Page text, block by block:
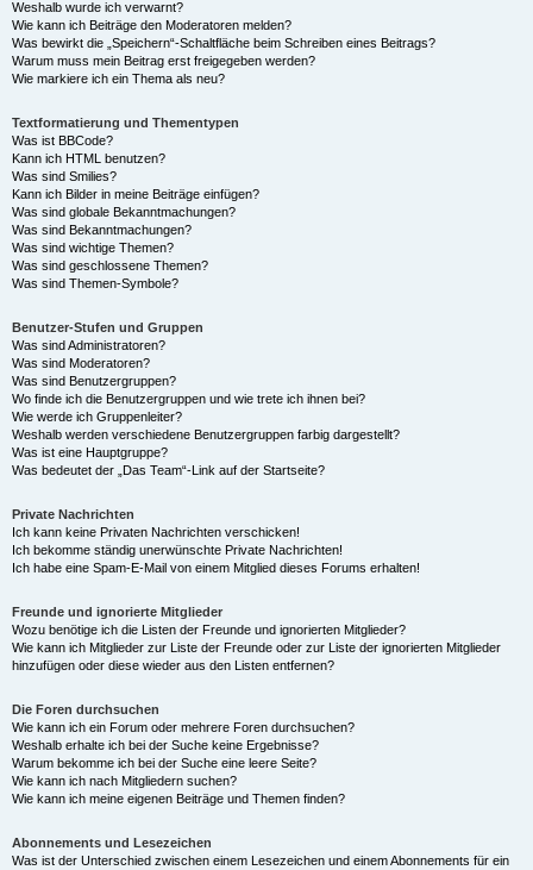
Weshalb wurde ich verwarnt?
Wie kann ich Beiträge den Moderatoren melden?
Was bewirkt die „Speichern“-Schaltfläche beim Schreiben eines Beitrags?
Warum muss mein Beitrag erst freigegeben werden?
Wie markiere ich ein Thema als neu?
Textformatierung und Thementypen
Was ist BBCode?
Kann ich HTML benutzen?
Was sind Smilies?
Kann ich Bilder in meine Beiträge einfügen?
Was sind globale Bekanntmachungen?
Was sind Bekanntmachungen?
Was sind wichtige Themen?
Was sind geschlossene Themen?
Was sind Themen-Symbole?
Benutzer-Stufen und Gruppen
Was sind Administratoren?
Was sind Moderatoren?
Was sind Benutzergruppen?
Wo finde ich die Benutzergruppen und wie trete ich ihnen bei?
Wie werde ich Gruppenleiter?
Weshalb werden verschiedene Benutzergruppen farbig dargestellt?
Was ist eine Hauptgruppe?
Was bedeutet der „Das Team“-Link auf der Startseite?
Private Nachrichten
Ich kann keine Privaten Nachrichten verschicken!
Ich bekomme ständig unerwünschte Private Nachrichten!
Ich habe eine Spam-E-Mail von einem Mitglied dieses Forums erhalten!
Freunde und ignorierte Mitglieder
Wozu benötige ich die Listen der Freunde und ignorierten Mitglieder?
Wie kann ich Mitglieder zur Liste der Freunde oder zur Liste der ignorierten Mitglieder
hinzufügen oder diese wieder aus den Listen entfernen?
Die Foren durchsuchen
Wie kann ich ein Forum oder mehrere Foren durchsuchen?
Weshalb erhalte ich bei der Suche keine Ergebnisse?
Warum bekomme ich bei der Suche eine leere Seite?
Wie kann ich nach Mitgliedern suchen?
Wie kann ich meine eigenen Beiträge und Themen finden?
Abonnements und Lesezeichen
Was ist der Unterschied zwischen einem Lesezeichen und einem Abonnements für ein